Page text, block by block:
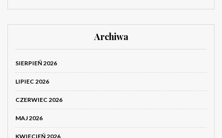
Archiwa
SIERPIEŃ 2026
LIPIEC 2026
CZERWIEC 2026
MAJ 2026
KWIECIEŃ 2026